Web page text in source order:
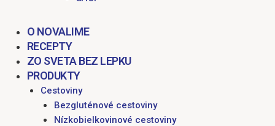
O NOVALIME
RECEPTY
ZO SVETA BEZ LEPKU
PRODUKTY
Cestoviny
Bezgluténové cestoviny
Nízkobielkovinové cestoviny